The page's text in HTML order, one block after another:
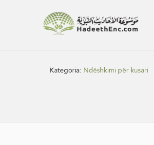
Kategoria: Ndëshkimi për kusari